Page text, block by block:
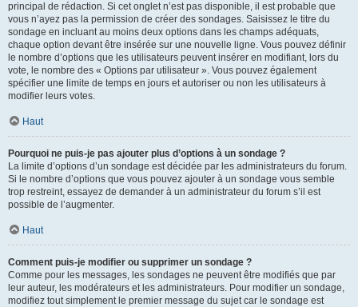
principal de rédaction. Si cet onglet n’est pas disponible, il est probable que
vous n’ayez pas la permission de créer des sondages. Saisissez le titre du
sondage en incluant au moins deux options dans les champs adéquats,
chaque option devant être insérée sur une nouvelle ligne. Vous pouvez définir
le nombre d’options que les utilisateurs peuvent insérer en modifiant, lors du
vote, le nombre des « Options par utilisateur ». Vous pouvez également
spécifier une limite de temps en jours et autoriser ou non les utilisateurs à
modifier leurs votes.
Haut
Pourquoi ne puis-je pas ajouter plus d’options à un sondage ?
La limite d’options d’un sondage est décidée par les administrateurs du forum.
Si le nombre d’options que vous pouvez ajouter à un sondage vous semble
trop restreint, essayez de demander à un administrateur du forum s’il est
possible de l’augmenter.
Haut
Comment puis-je modifier ou supprimer un sondage ?
Comme pour les messages, les sondages ne peuvent être modifiés que par
leur auteur, les modérateurs et les administrateurs. Pour modifier un sondage,
modifiez tout simplement le premier message du sujet car le sondage est